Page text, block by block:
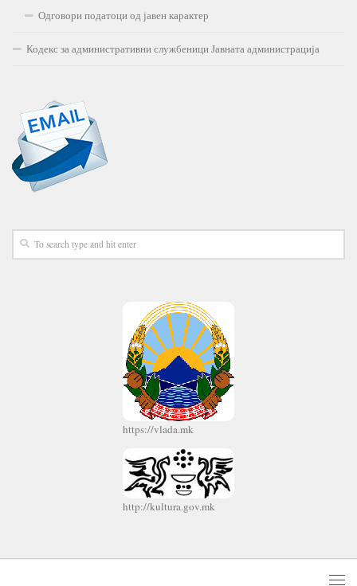
Одговори податоци од јавен карактер
Кодекс за административни службеници Јавната администрација
https://vlada.mk
http://kultura.gov.mk